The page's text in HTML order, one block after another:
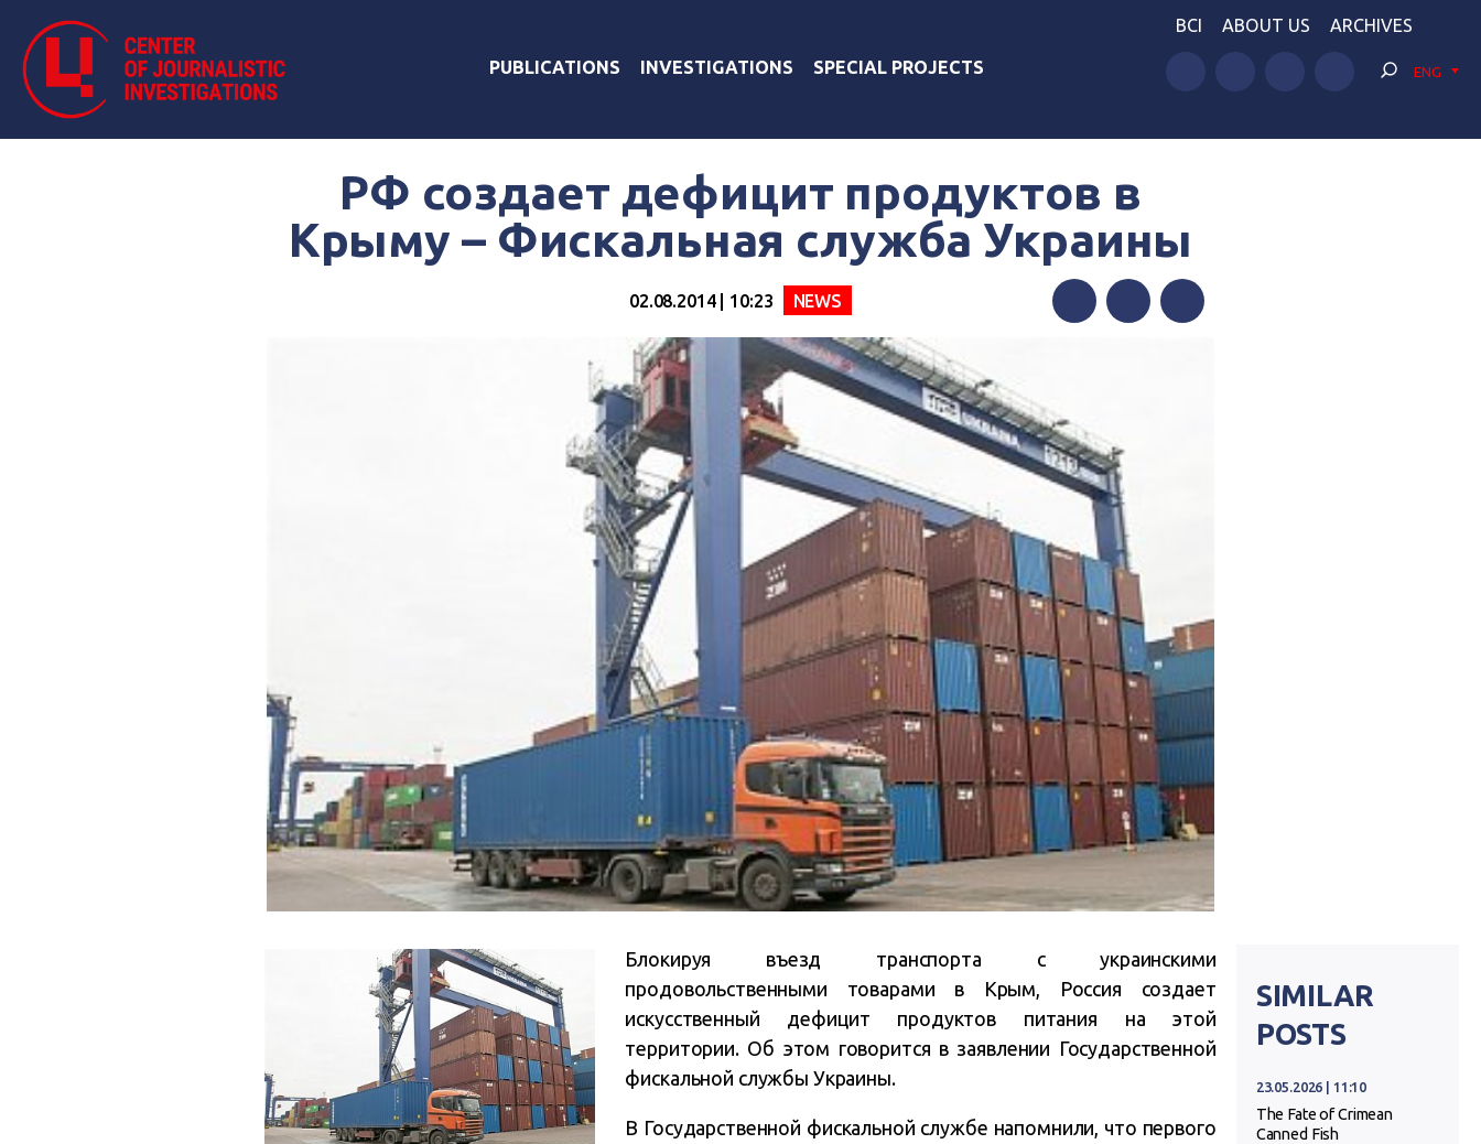
PUBLICATIONS INVESTIGATIONS SPECIAL PROJECTS
BCI ABOUT US ARCHIVES
ENG
РФ создает дефицит продуктов в
Крыму – Фискальная служба Украины
02.08.2014 | 10:23 NEWS
Блокируя въезд транспорта с украинскими
продовольственными товарами в Крым, Россия создает
искусственный дефицит продуктов питания на этой
территории. Об этом говорится в заявлении Государственной
фискальной службы Украины.
В Государственной фискальной службе напомнили, что первого
SIMILAR
POSTS
23.05.2026 | 11:10
The Fate of Crimean
Canned Fish